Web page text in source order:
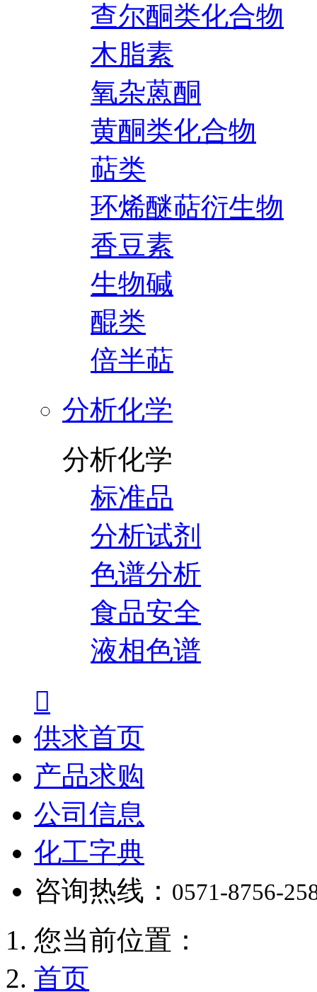
查尔酮类化合物
木脂素
氧杂蒽酮
黄酮类化合物
萜类
环烯醚萜衍生物
香豆素
生物碱
醌类
倍半萜
分析化学
分析化学
标准品
分析试剂
色谱分析
食品安全
液相色谱

供求首页
产品求购
公司信息
化工字典
咨询热线： 0571-8756-
您当前位置：
首页